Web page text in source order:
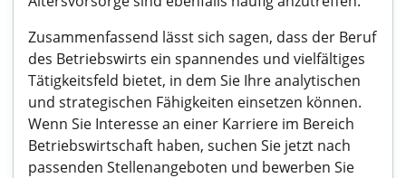
Zusammenfassend lässt sich sagen, dass der Beruf
des Betriebswirts ein spannendes und vielfältiges
Tätigkeitsfeld bietet, in dem Sie Ihre analytischen
und strategischen Fähigkeiten einsetzen können.
Wenn Sie Interesse an einer Karriere im Bereich
Betriebswirtschaft haben, suchen Sie jetzt nach
passenden Stellenangeboten und bewerben Sie